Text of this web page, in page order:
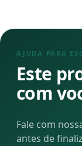
AJUDA PARA
Este
com
Fale com
antes de